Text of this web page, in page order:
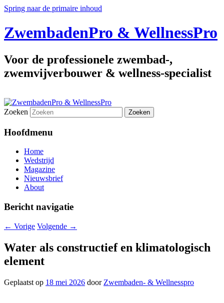
Spring naar de primaire inhoud
ZwembadenPro & WellnessPro
Voor de professionele zwembad-,
zwemvijverbouwer & wellness-specialist
Zoeken
Hoofdmenu
Home
Wedstrijd
Magazine
Nieuwsbrief
About
Bericht navigatie
← Vorige Volgende →
Water als constructief en klimatologisch
element
Geplaatst op 18 mei 2026 door Zwembaden- & Wellnesspro